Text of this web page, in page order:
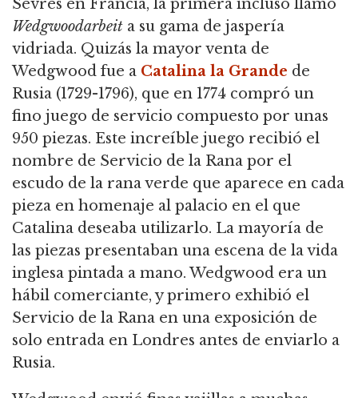
Sèvres en Francia, la primera incluso llamó
Wedgwoodarbeit a su gama de jaspería
vidriada. Quizás la mayor venta de
Wedgwood fue a Catalina la Grande de
Rusia (1729-1796), que en 1774 compró un
fino juego de servicio compuesto por unas
950 piezas. Este increíble juego recibió el
nombre de Servicio de la Rana por el
escudo de la rana verde que aparece en cada
pieza en homenaje al palacio en el que
Catalina deseaba utilizarlo. La mayoría de
las piezas presentaban una escena de la vida
inglesa pintada a mano. Wedgwood era un
hábil comerciante, y primero exhibió el
Servicio de la Rana en una exposición de
solo entrada en Londres antes de enviarlo a
Rusia.